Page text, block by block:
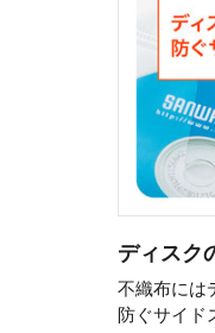
ディスク
不織布には
防ぐサイド